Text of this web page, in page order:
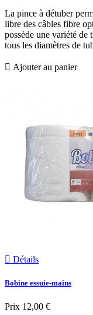
La pince à détuber
libre des câbles fibre
possède une variété de
tous les diamètres de
 Ajouter au panier
 Détails
Bobine essuie-mains
Prix 12,00 €